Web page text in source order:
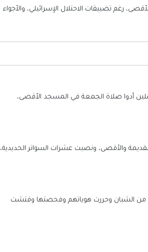
رغم تضييقات الاحتلال الإسرائيلي، والأجواء
أدوا صلاة الجمعة في المسجد الأقصى،
والأقصى، ونصبت عشرات السواتر الحديدية،
الشبان وحررت هوياتهم وفحصتها وفتشت